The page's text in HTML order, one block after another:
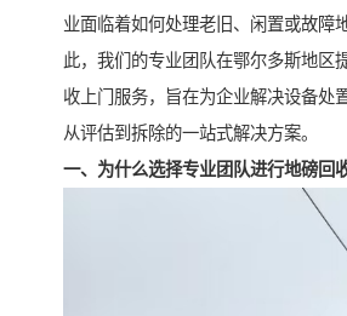
业面临着如何处理老旧、闲置或故障
此，我们的专业团队在鄂尔多斯地区
收上门服务，旨在为企业解决设备处
从评估到拆除的一站式解决方案。
一、为什么选择专业团队进行地磅回